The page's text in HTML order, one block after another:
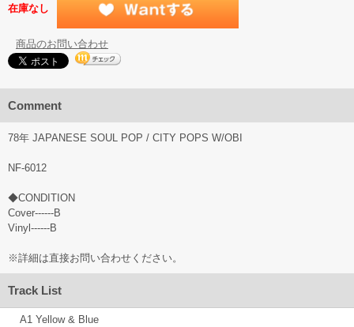
在庫なし
商品のお問い合わせ
Comment
78年 JAPANESE SOUL POP / CITY POPS W/OBI
NF-6012
◆CONDITION
Cover------B
Vinyl------B
※詳細は直接お問い合わせください。
Track List
A1 Yellow & Blue